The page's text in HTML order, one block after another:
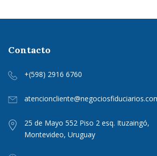
Contacto
+(598) 2916 6760
25 de Mayo 552 Piso 2 esq. Ituzaingó,
Montevideo, Uruguay